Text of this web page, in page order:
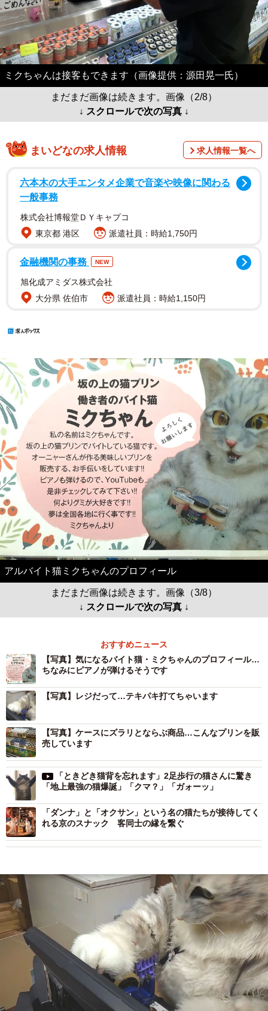
ミクちゃんは接客もできます（画像提供：源田晃一氏）
まだまだ画像は続きます。画像（2/8）
↓ スクロールで次の写真 ↓
まいどなの求人情報 求人情報一覧へ
六本木の大手エンタメ企業で音楽や映像に関わる
一般事務
株式会社博報堂ＤＹキャプコ
東京都 港区
派遣社員：時給1,750円
金融機関の事務 NEW
旭化成アミダス株式会社
大分県 佐伯市
派遣社員：時給1,150円
アルバイト猫ミクちゃんのプロフィール
まだまだ画像は続きます。画像（3/8）
↓ スクロールで次の写真 ↓
おすすめニュース
【写真】気になるバイト猫・ミクちゃんのプロフィール…
ちなみにピアノが弾けるそうです
【写真】レジだって…テキパキ打てちゃいます
【写真】ケースにズラリとならぶ商品…こんなプリンを販
売しています
「ときどき猫背を忘れます」2足歩行の猫さんに驚き
「地上最強の猫爆誕」「クマ？」「ガォーッ」
「ダンナ」と「オクサン」という名の猫たちが接待してく
れる京のスナック 客同士の縁を繋ぐ